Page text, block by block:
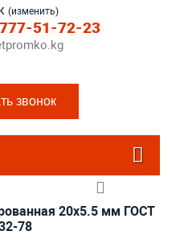
(изменить)
51-72-23
звонок
20х5.5 мм ГОСТ
78